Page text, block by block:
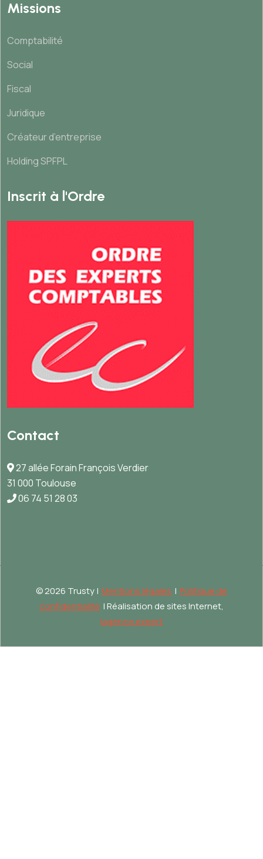
Missions
Comptabilité
Social
Fiscal
Juridique
Créateur d’entreprise
Holding SPFPL
Inscrit à l'Ordre
Contact
27 allée Forain François Verdier
31 000 Toulouse
06 74 51 28 03
©2026 Trusty | Mentions légales | Politique de
confidentialité | Réalisation de sites Internet,
lagence.expert